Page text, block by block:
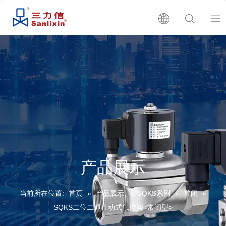
首页
关于我们
产品展示
产品目录
生产批号查询
新闻
产品展示
当前所在位置: 首页 » 产品展示 » SQKS系列 » 常闭 »
SQKS二位二通直动式气控阀<常闭型>